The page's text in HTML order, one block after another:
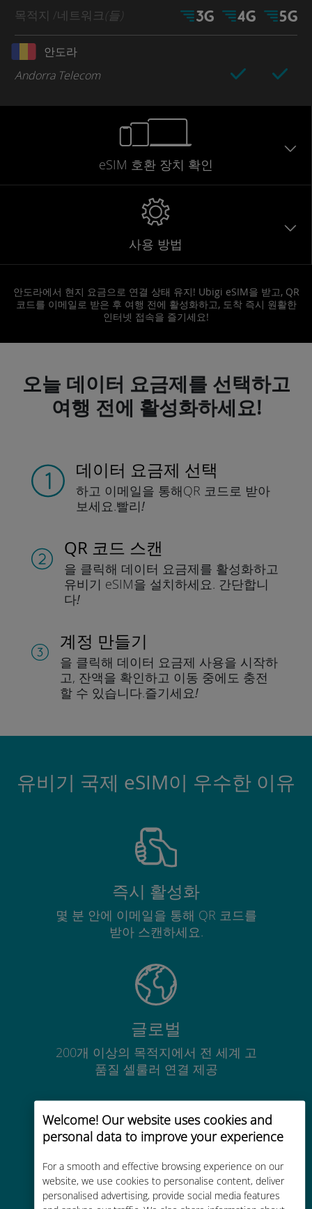
Welcome! Our website uses cookies and
personal data to improve your experience
For a smooth and effective browsing experience on our
website, we use cookies to personalise content, deliver
personalised advertising, provide social media features
목적지 /네트워크(들)
안도라
Andorra Telecom
eSIM 호환 장치 확인
사용 방법
안도라에서 현지 요금으로 연결 상태 유지! Ubigi eSIM을 받고, QR
코드를 이메일로 받은 후 여행 전에 활성화하고, 도착 즉시 원활한
인터넷 접속을 즐기세요!
오늘 데이터 요금제를 선택하고
여행 전에 활성화하세요!
데이터 요금제 선택
하고 이메일을 통해QR 코드로 받아
보세요.빨리!
QR 코드 스캔
을 클릭해 데이터 요금제를 활성화하고
유비기 eSIM을 설치하세요. 간단합니
다!
계정 만들기
을 클릭해 데이터 요금제 사용을 시작하
고, 잔액을 확인하고 이동 중에도 충전
할 수 있습니다.즐기세요!
유비기 국제 eSIM이 우수한 이유
즉시 활성화
몇 분 안에 이메일을 통해 QR 코드를
받아 스캔하세요.
글로벌
200개 이상의 목적지에서 전 세계 고
품질 셀룰러 연결 제공
비용 효율적
기존 통신사 로밍 요금보다 최대